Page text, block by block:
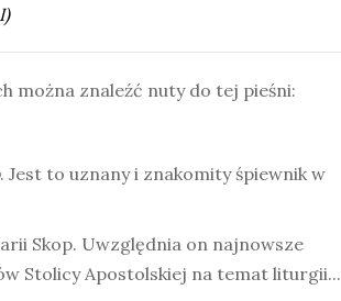
można znaleźć nuty do tej pieśni:
. Jest to uznany i znakomity śpiewnik w
Skop. Uwzględnia on najnowsze
Stolicy Apostolskiej na temat liturgii...